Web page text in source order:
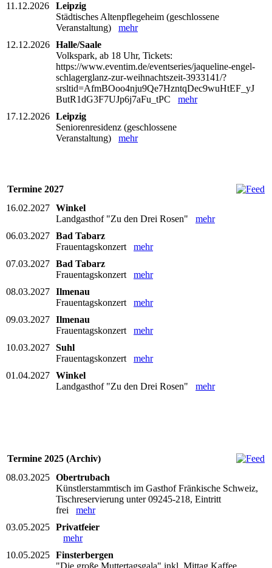
11.12.2026
Leipzig
Städtisches Altenpflegeheim (geschlossene
Veranstaltung) mehr
12.12.2026 Halle/Saale
Volkspark, ab 18 Uhr, Tickets:
https://www.eventim.de/eventseries/jaqueline-engel-
schlagerglanz-zur-weihnachtszeit-3933141/?
srsltid=AfmBOoo4nju9Qe7HzntqDec9wuHtEF_yJ
ButR1dG3F7UJp6j7aFu_tPC mehr
17.12.2026 Leipzig
Seniorenresidenz (geschlossene
Veranstaltung) mehr
Termine 2027
16.02.2027 Winkel
Landgasthof "Zu den Drei Rosen" mehr
06.03.2027 Bad Tabarz
Frauentagskonzert mehr
07.03.2027 Bad Tabarz
Frauentagskonzert mehr
08.03.2027 Ilmenau
Frauentagskonzert mehr
09.03.2027 Ilmenau
Frauentagskonzert mehr
10.03.2027 Suhl
Frauentagskonzert mehr
01.04.2027 Winkel
Landgasthof "Zu den Drei Rosen" mehr
Termine 2025 (Archiv)
08.03.2025 Obertrubach
Künstlerstammtisch im Gasthof Fränkische Schweiz,
Tischreservierung unter 09245-218, Eintritt
frei mehr
03.05.2025 Privatfeier
mehr
10.05.2025 Finsterbergen
"Die große Muttertagsgala" inkl. Mittag Kaffee